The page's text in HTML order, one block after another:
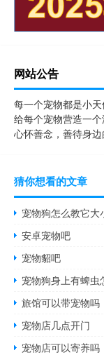
网站公告
每一个宠物都是小天
给每个宠物营造一个
心怀善念，善待身边
猜你想看的文章
宠物狗怎么教它大
安卓宠物吧
宠物貂吧
宠物狗身上有蜱虫
旅馆可以带宠物吗
宠物店几点开门
宠物店可以寄养吗